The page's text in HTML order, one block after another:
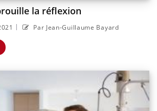
la réflexion
| Par Jean-Guillaume Bayard